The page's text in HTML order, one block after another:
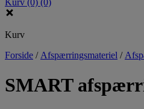
Kurv (0) (0)
Kurv
Forside / Afspærringsmateriel /
SMART